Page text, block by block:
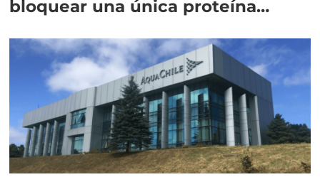
bloquear una única proteína